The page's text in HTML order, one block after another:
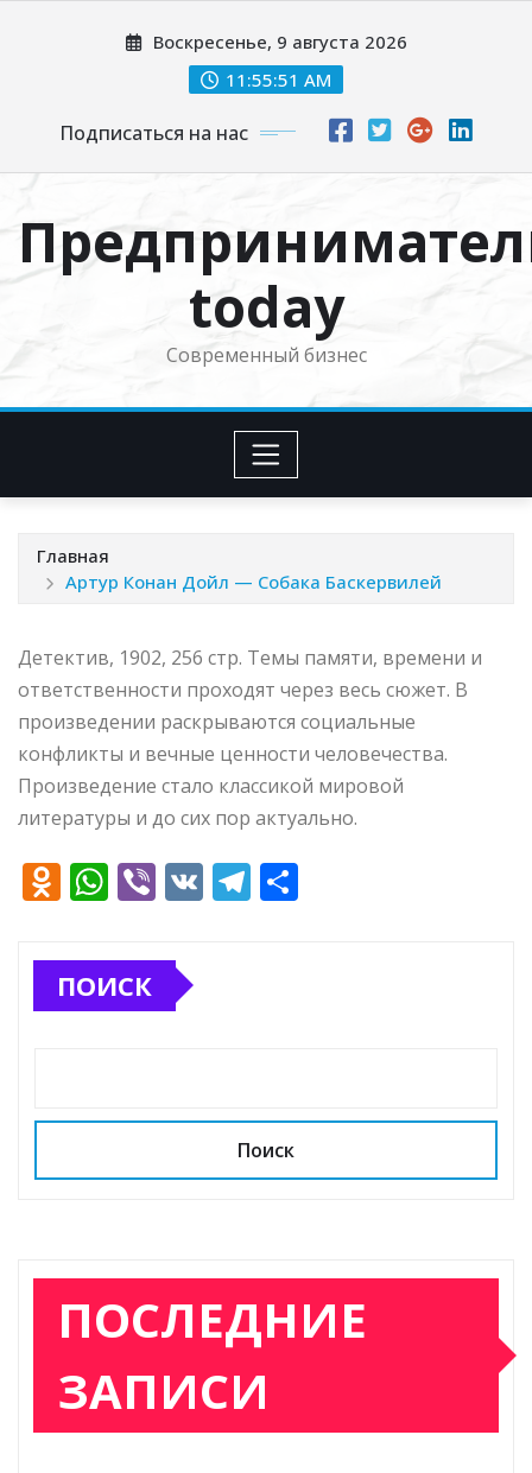
Воскресенье, 9 августа 2026
11:55:51 AM
Подписаться на нас
today
Современный бизнес
Главная
Артур Конан Дойл — Собака Баскервилей
Детектив, 1902, 256 стр. Темы памяти, времени и
ответственности проходят через весь сюжет. В
произведении раскрываются социальные
конфликты и вечные ценности человечества.
Произведение стало классикой мировой
литературы и до сих пор актуально.
O
n
o
ss
ki
W
at
s
p
Vi
e
V T
и
ь
ПОИСК
Поиск
ПОСЛЕДНИЕ
ЗАПИСИ